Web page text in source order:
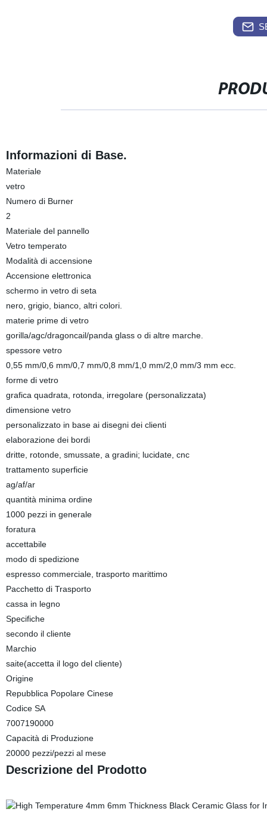
Informazioni di Base.
Materiale
vetro
Numero di Burner
2
Materiale del pannello
Vetro temperato
Modalità di accensione
Accensione elettronica
schermo in vetro di seta
nero, grigio, bianco, altri colori.
materie prime di vetro
gorilla/agc/dragoncail/panda glass o di altre marche.
spessore vetro
0,55 mm/0,6 mm/0,7 mm/0,8 mm/1,0 mm/2,0 mm/3 mm ecc.
forme di vetro
grafica quadrata, rotonda, irregolare (personalizzata)
dimensione vetro
personalizzato in base ai disegni dei clienti
elaborazione dei bordi
dritte, rotonde, smussate, a gradini; lucidate, cnc
trattamento superficie
ag/af/ar
quantità minima ordine
1000 pezzi in generale
foratura
accettabile
modo di spedizione
espresso commerciale, trasporto marittimo
Pacchetto di Trasporto
cassa in legno
Specifiche
secondo il cliente
Marchio
saite(accetta il logo del cliente)
Origine
Repubblica Popolare Cinese
Codice SA
7007190000
Capacità di Produzione
20000 pezzi/pezzi al mese
Descrizione del Prodotto